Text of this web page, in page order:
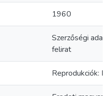
1960
Szerzőségi adat
felirat
Reprodukciók: